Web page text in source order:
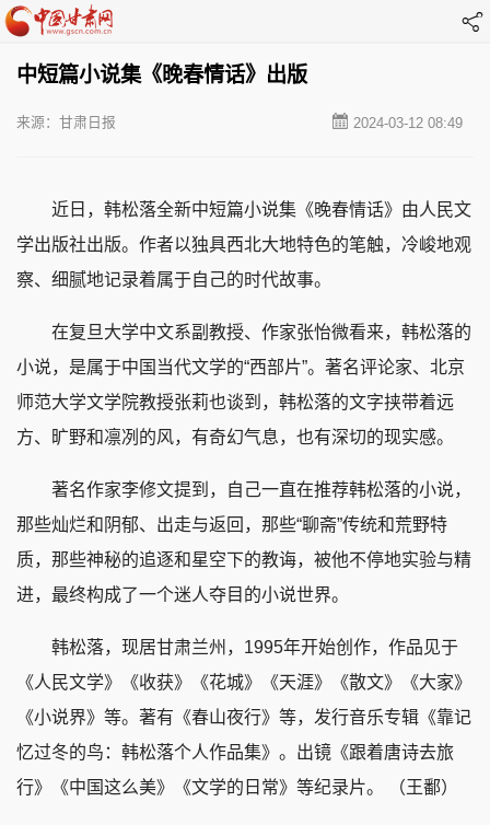
中短篇小说集《晚春情话》出版
2024-03-12 08:49
来源：甘肃日报
近日，韩松落全新中短篇小说集《晚春情话》由人民文
学出版社出版。作者以独具西北大地特色的笔触，冷峻地观
察、细腻地记录着属于自己的时代故事。
在复旦大学中文系副教授、作家张怡微看来，韩松落的
小说，是属于中国当代文学的“西部片”。著名评论家、北京
师范大学文学院教授张莉也谈到，韩松落的文字挟带着远
方、旷野和凛冽的风，有奇幻气息，也有深切的现实感。
著名作家李修文提到，自己一直在推荐韩松落的小说，
那些灿烂和阴郁、出走与返回，那些“聊斋”传统和荒野特
质，那些神秘的追逐和星空下的教诲，被他不停地实验与精
进，最终构成了一个迷人夺目的小说世界。
韩松落，现居甘肃兰州，1995年开始创作，作品见于
《人民文学》《收获》《花城》《天涯》《散文》《大家》
《小说界》等。著有《春山夜行》等，发行音乐专辑《靠记
忆过冬的鸟：韩松落个人作品集》。出镜《跟着唐诗去旅
行》《中国这么美》《文学的日常》等纪录片。 （王鄱）